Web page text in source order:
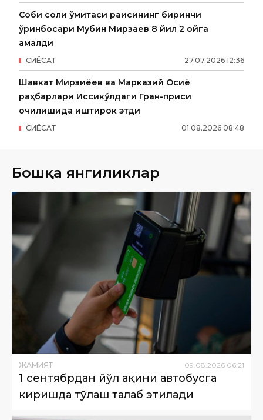
Собиқ солиқ қўмитаси раисининг биринчи
ўринбосари Мубин Мирзаев 8 йил 2 ойга
қамалди
27.07.2026 12:36
СИËСАТ
Шавкат Мирзиёев ва Марказий Осиё
раҳбарлари Иссиқкўлдаги Гран-приси
очилишида иштирок этди
01.08.2026 08:48
СИËСАТ
Бошқа янгиликлар
ЖАМИЯТ 09.08.2026 06:21
1 сентябрдан йўл ҳақини автобусга
киришда тўлаш талаб этилади